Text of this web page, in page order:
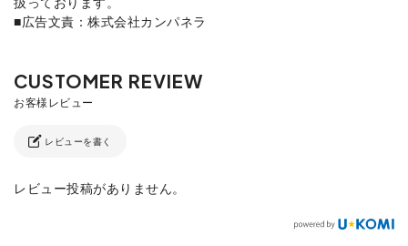
■広告文責：株式会社カンパネラ
レビューを書く
レビュー投稿がありません。